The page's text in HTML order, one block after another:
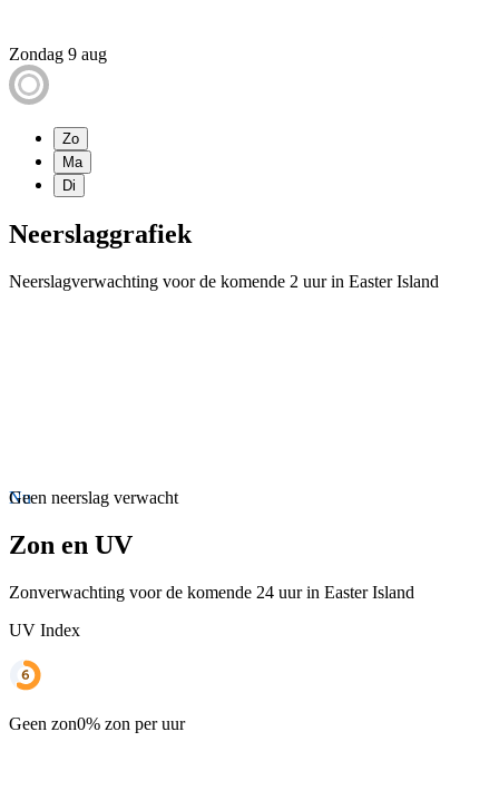
Zondag 9 aug
Zo
Ma
Di
Neerslaggrafiek
Neerslagverwachting voor de komende 2 uur in Easter Island
Nu
Geen neerslag verwacht
Zon en UV
Zonverwachting voor de komende 24 uur in Easter Island
UV Index
Geen zon0% zon per uur